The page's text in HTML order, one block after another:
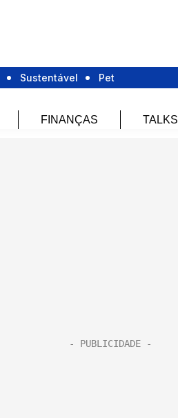
Sustentável Pet
FINANÇAS TALKS